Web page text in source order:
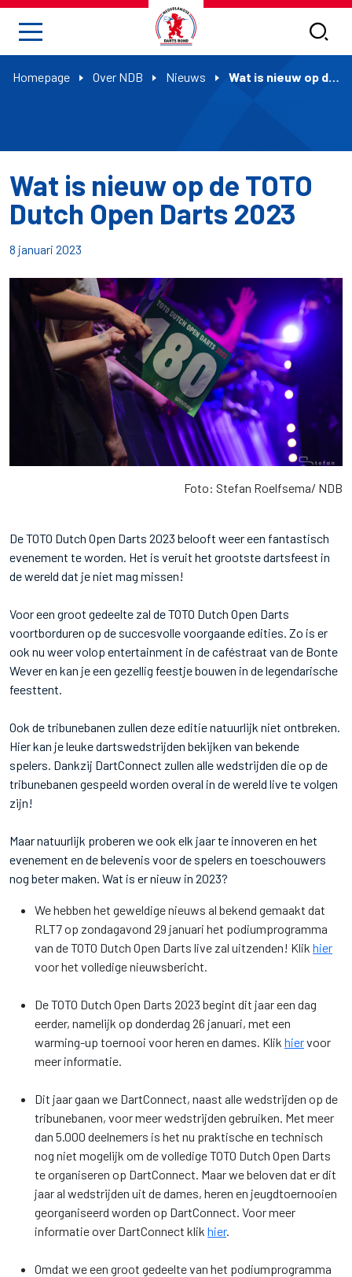
Homepage Over NDB Nieuws Wat is nieuw op de TOTO Dutch Open Darts 2023
Wat is nieuw op de TOTO
Dutch Open Darts 2023
8 januari 2023
Foto: Stefan Roelfsema/ NDB
De TOTO Dutch Open Darts 2023 belooft weer een fantastisch
evenement te worden. Het is veruit het grootste dartsfeest in
de wereld dat je niet mag missen!
Voor een groot gedeelte zal de TOTO Dutch Open Darts
voortborduren op de succesvolle voorgaande edities. Zo is er
ook nu weer volop entertainment in de caféstraat van de Bonte
Wever en kan je een gezellig feestje bouwen in de legendarische
feesttent.
Ook de tribunebanen zullen deze editie natuurlijk niet ontbreken.
Hier kan je leuke dartswedstrijden bekijken van bekende
spelers. Dankzij DartConnect zullen alle wedstrijden die op de
tribunebanen gespeeld worden overal in de wereld live te volgen
zijn!
Maar natuurlijk proberen we ook elk jaar te innoveren en het
evenement en de belevenis voor de spelers en toeschouwers
nog beter maken. Wat is er nieuw in 2023?
We hebben het geweldige nieuws al bekend gemaakt dat
RLT7 op zondagavond 29 januari het podiumprogramma
van de TOTO Dutch Open Darts live zal uitzenden! Klik hier
voor het volledige nieuwsbericht.
De TOTO Dutch Open Darts 2023 begint dit jaar een dag
eerder, namelijk op donderdag 26 januari, met een
warming-up toernooi voor heren en dames. Klik hiervoor
meer informatie.
Dit jaar gaan we DartConnect, naast alle wedstrijden op de
tribunebanen, voor meer wedstrijden gebruiken. Met meer
dan 5.000 deelnemers is het nu praktische en technisch
nog niet mogelijk om de volledige TOTO Dutch Open Darts
te organiseren op DartConnect. Maar we beloven dat er dit
jaar al wedstrijden uit de dames, heren en jeugdtoernooien
georganiseerd worden op DartConnect. Voor meer
informatie over DartConnect klik hier.
Omdat we een groot gedeelte van het podiumprogramma